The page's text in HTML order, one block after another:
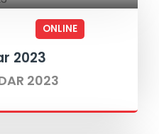
ONLINE
2023
2023